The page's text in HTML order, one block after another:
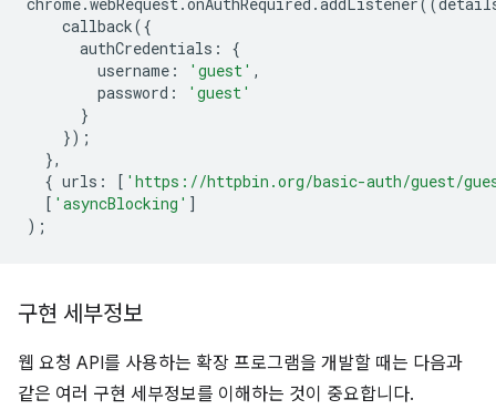
callback({
authCredentials :
{
username : 'guest' ,
password :
'guest'
}
});
},
{ urls : [ 'https://httpbin.org/basic-auth/guest/
[ 'asyncBlocking' ]
);
구현 세부정보
웹 요청 API를 사용하는 확장 프로그램을 개발할 때는 다음과
같은 여러 구현 세부정보를 이해하는 것이 중요합니다.